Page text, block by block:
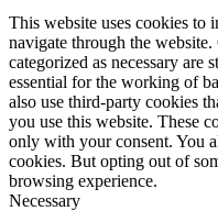
This website uses cookies to
navigate through the
categorized as necessary are
essential for the working of
also use third-party cookies
you use this website. These
only with your consent. You
cookies. But opting out of
browsing experience.
Necessary